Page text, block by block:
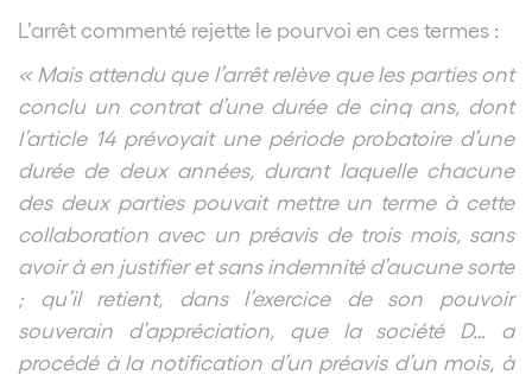
L’arrêt commenté rejette le pourvoi en ces termes :
« Mais attendu que l’arrêt relève que les parties ont
conclu un contrat d’une durée de cinq ans, dont
l’article 14 prévoyait une période probatoire d’une
durée de deux années, durant laquelle chacune
des deux parties pouvait mettre un terme à cette
collaboration avec un préavis de trois mois, sans
avoir à en justifier et sans indemnité d’aucune sorte
; qu’il retient, dans l’exercice de son pouvoir
souverain d’appréciation, que la société D… a
procédé à la notification d’un préavis d’un mois, à